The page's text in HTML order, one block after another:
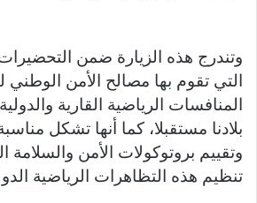
وتندرج هذه الزيارة ضمن
التي تقوم بها مصالح الأمن الوطني
المنافسات الرياضية القارية
بلادنا مستقبلا، كما أنها تشكل
وتقييم بروتوكولات الأمن والسلامة
تنظيم هذه التظاهرات الرياضية